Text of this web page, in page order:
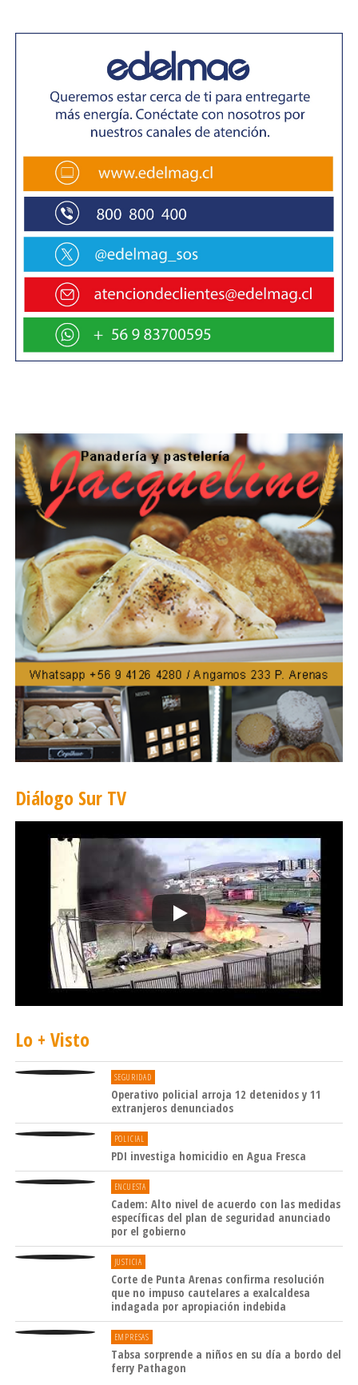
Diálogo Sur TV
Lo + Visto
SEGURIDAD
Operativo policial arroja 12 detenidos y 11
extranjeros denunciados
POLICIAL
PDI investiga homicidio en Agua Fresca
ENCUESTA
Cadem: Alto nivel de acuerdo con las medidas
específicas del plan de seguridad anunciado
por el gobierno
JUSTICIA
Corte de Punta Arenas confirma resolución
que no impuso cautelares a exalcaldesa
indagada por apropiación indebida
EMPRESAS
Tabsa sorprende a niños en su día a bordo del
ferry Pathagon